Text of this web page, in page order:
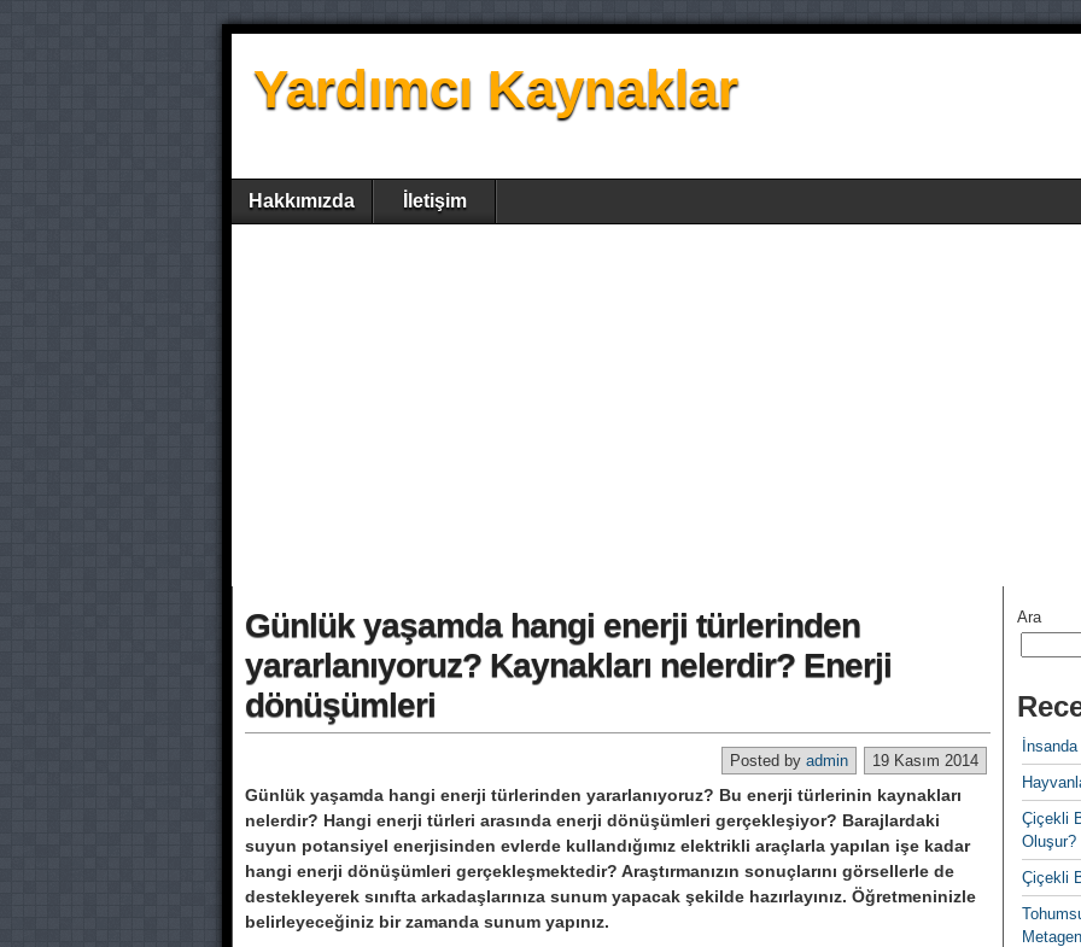
Yardımcı Kaynaklar
Hakkımızda İletişim
Günlük yaşamda hangi enerji türlerinden
yararlanıyoruz? Kaynakları nelerdir? Enerji
dönüşümleri
19 Kasım 2014
Posted by admin
Günlük yaşamda hangi enerji türlerinden yararlanıyoruz? Bu enerji türlerinin kaynakları
nelerdir? Hangi enerji türleri arasında enerji dönüşümleri gerçekleşiyor? Barajlardaki
suyun potansiyel enerji­sinden evlerde kullandığımız elektrikli araçlarla yapılan işe kadar
hangi enerji dönüşümleri gerçek­leşmektedir? Araştırmanızın sonuçlarını görsellerle de
destekleyerek sınıfta arkadaşlarınıza sunum yapacak şekilde hazırlayınız. Öğretmeninizle
belirleyeceğiniz bir zamanda sunum yapınız.
Ara
Çiçekli
Oluşur?
Çiçekli